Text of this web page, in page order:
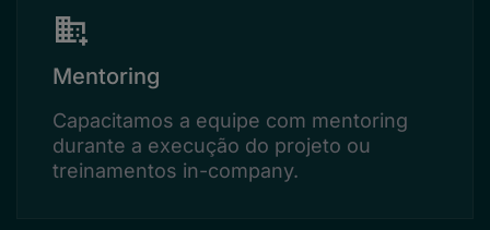
Mentoring
Capacitamos a equipe com mentoring
durante a execução do projeto ou
treinamentos in-company.